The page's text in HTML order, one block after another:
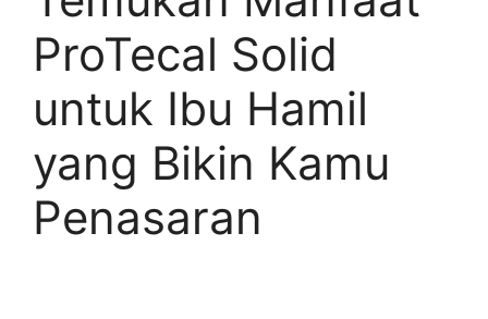
ProTecal Solid
untuk Ibu Hamil
yang Bikin Kamu
Penasaran